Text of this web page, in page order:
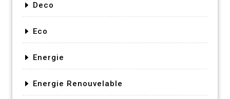
Deco
Eco
Energie
Energie Renouvelable